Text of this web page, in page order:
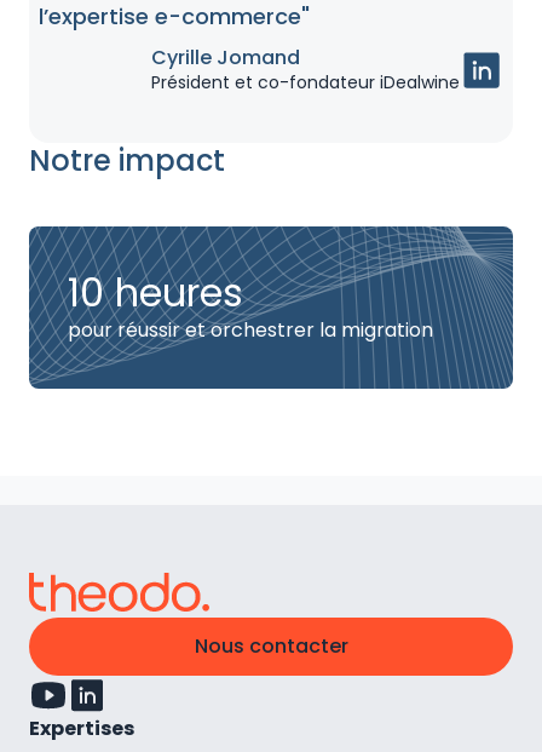
l’expertise e-commerce"
Cyrille Jomand
Président et co-fondateur iDealwine
Notre impact
10 heures
pour réussir et orchestrer la migration
Nous contacter
Expertises